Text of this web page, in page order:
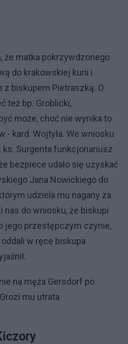
że matka pokrzywdzonego
do krakowskiej kurii i
z biskupem Pietraszką. O
też bp. Groblicki,
może, choć nie wynika to
kard. Wojtyła. We wniosku
ks. Surgenta funkcjonariusz
bezpiece udało się uzyskać
Jana Nowickiego do
udziela mu nagany za
nas do wniosku, że biskupi
jego przestępczym czynie,
w ręce biskupa
na męża Gersdorf po
mu utrata